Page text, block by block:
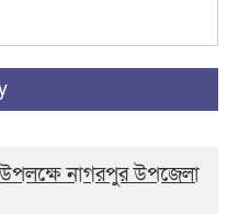
নাগরপুর উপজেলা